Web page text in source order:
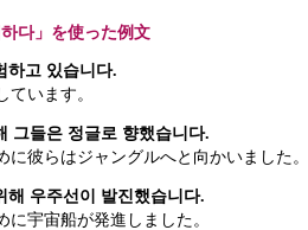
다」を使った例文
하고 있습니다.
ています。
그들은 정글로 향했습니다.
彼らはジャングルへと向かいました。
해 우주선이 발진했습니다.
宇宙船が発進しました。